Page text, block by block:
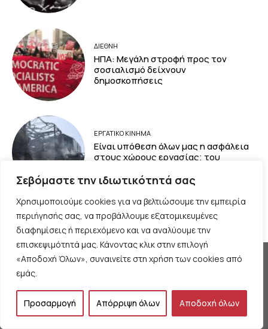
Σεβόμαστε την ιδιωτικότητά σας
Χρησιμοποιούμε cookies για να βελτιώσουμε την εμπειρία
περιήγησής σας, να προβάλλουμε εξατομικευμένες
διαφημίσεις ή περιεχόμενο και να αναλύουμε την
επισκεψιμότητά μας. Κάνοντας κλικ στην επιλογή
«Αποδοχή Όλων», συναινείτε στη χρήση των cookies από
εμάς.
Προσαρμογή Απόρριψη όλων Αποδοχή όλων
ΔΙΕΘΝΗ
ΗΠΑ: Μεγάλη στροφή προς τον
σοσιαλισμό δείχνουν
δημοσκοπήσεις
ΕΡΓΑΤΙΚΟ ΚΙΝΗΜΑ
Είναι υπόθεση όλων μας η ασφάλεια
στους χώρους εργασίας; του
Φόρτωση περισσοτέρων